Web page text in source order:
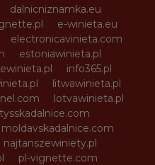
dalnicniznamka.eu
e-winieta.eu
electronicavinieta.com
estoniawinieta.pl
ewinieta.pl
info365.pl
litwawinieta.pl
lotvawinieta.pl
moldavskadalnice.com
najtanszewiniety.pl
pl-vignette.com